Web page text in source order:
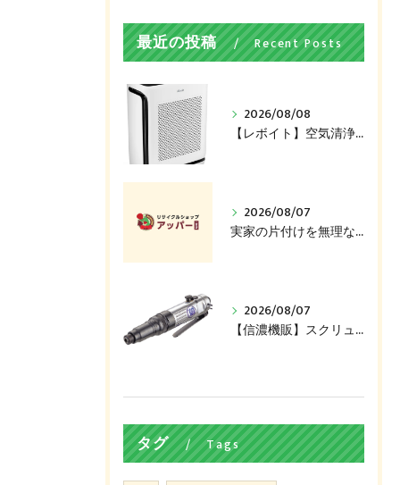
最近の投稿 Recent Posts
2026/08/08
【レボイト】空気清浄機（200S）買い取ります！
2026/08/07
実家の片付けを無理なく進めるコツ、捨てる前に売れるかも
2026/08/07
【信濃機販】スクリュードライバー（SI-1161）買い取ります！
タグ Tags